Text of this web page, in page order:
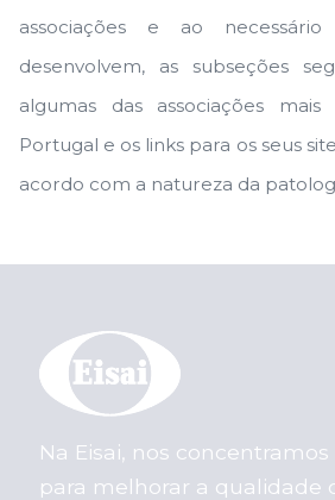
associações e ao
desenvolvem, as subseções
algumas das associações
Portugal e os links para os seus
acordo com a natureza da
Na Eisai, nos
para melhorar a qualidade